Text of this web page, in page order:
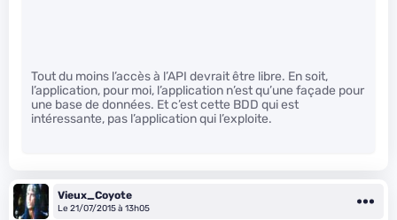
Tout du moins l’accès à l’API devrait être libre. En soit,
l’application, pour moi, l’application n’est qu’une façade pour
une base de données. Et c’est cette BDD qui est
intéressante, pas l’application qui l’exploite.
Vieux_Coyote
Le 21/07/2015 à 13h05